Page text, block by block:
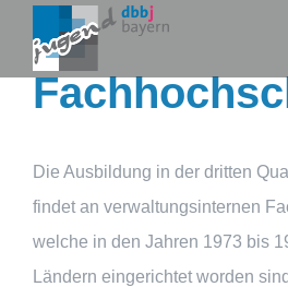
Inhalt
springen
Die Ausbildung in der dritten
findet an verwaltungsinternen
welche in den Jahren 1973 bis
Ländern eingerichtet worden